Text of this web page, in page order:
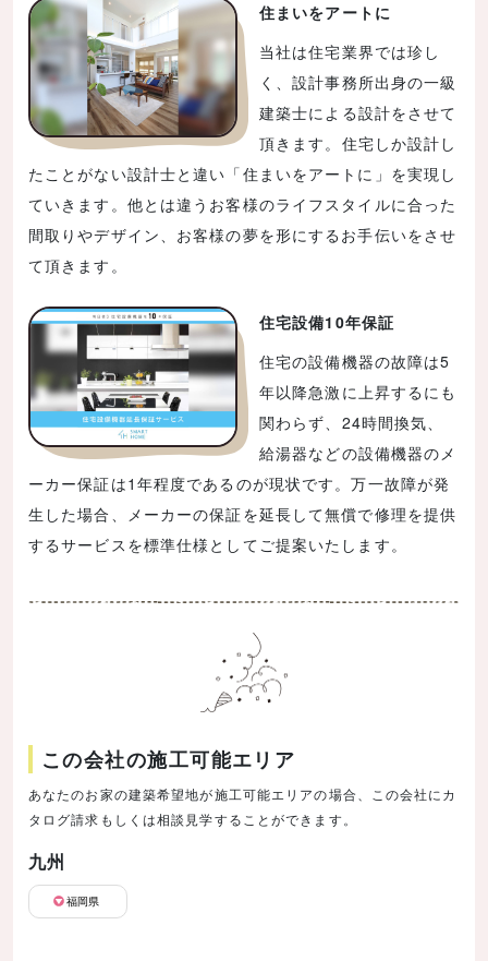
住まいをアートに
当社は住宅業界では珍し
く、設計事務所出身の一級
建築士による設計をさせて
頂きます。住宅しか設計し
たことがない設計士と違い「住まいをアートに」を実現し
ていきます。他とは違うお客様のライフスタイルに合った
間取りやデザイン、お客様の夢を形にするお手伝いをさせ
て頂きます。
住宅設備10年保証
住宅の設備機器の故障は5
年以降急激に上昇するにも
関わらず、24時間換気、
給湯器などの設備機器のメ
ーカー保証は1年程度であるのが現状です。万一故障が発
生した場合、メーカーの保証を延長して無償で修理を提供
するサービスを標準仕様としてご提案いたします。
この会社の施工可能エリア
あなたのお家の建築希望地が施工可能エリアの場合、この会社にカ
タログ請求もしくは相談見学することができます。
九州
福岡県